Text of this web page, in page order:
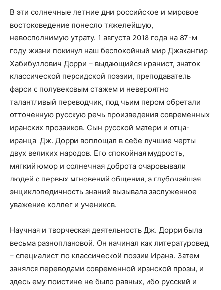
В эти солнечные летние дни российское и мировое
востоковедение понесло тяжелейшую,
невосполнимую утрату. 1 августа 2018 года на 87-м
году жизни покинул наш беспокойный мир Джахангир
Хабибуллович Дорри – выдающийся иранист, знаток
классической персидской поэзии, преподаватель
фарси с полувековым стажем и невероятно
талантливый переводчик, под чьим пером обретали
отточенную русскую речь произведения современных
иранских прозаиков. Сын русской матери и отца-
иранца, Дж. Дорри воплощал в себе лучшие черты
двух великих народов. Его спокойная мудрость,
мягкий юмор и солнечная доброта очаровывали
людей с первых мгновений общения, а глубочайшая
энциклопедичность знаний вызывала заслуженное
уважение коллег и учеников.
Научная и творческая деятельность Дж. Дорри была
весьма разноплановой. Он начинал как литературовед
– специалист по классической поэзии Ирана. Затем
занялся переводами современной иранской прозы, и
здесь ему поистине не было равных, ибо русский и